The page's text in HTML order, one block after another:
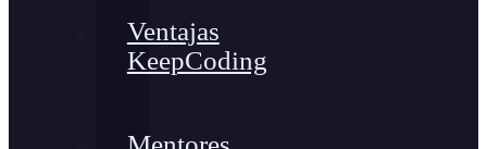
Ventajas
KeepCoding